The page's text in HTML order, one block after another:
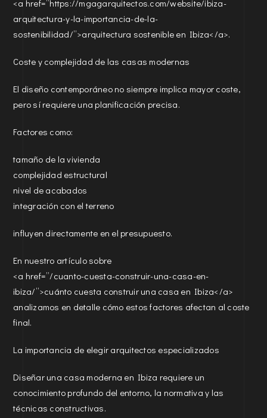
<a href=”https://mgagarquitectos.com/website/ibiza-
arquitectura-y-la-importancia-de-la-
sostenibilidad/”>arquitectura sostenible en Ibiza</a>.
Coste y complejidad de las casas modernas
El diseño contemporáneo no siempre implica mayor coste,
pero sí requiere una planificación precisa.
Factores como:
tamaño de la vivienda
complejidad estructural
nivel de acabados
integración con el terreno
influyen directamente en el presupuesto.
En nuestro artículo sobre
<a href=”/cuanto-cuesta-construir-una-casa-en-
ibiza/”>cuánto cuesta construir una casa en Ibiza</a>
analizamos en detalle cómo estos factores afectan al coste
final.
La importancia de elegir arquitectos especializados
Diseñar una casa moderna en Ibiza requiere un
conocimiento profundo del entorno, la normativa y las
técnicas constructivas.